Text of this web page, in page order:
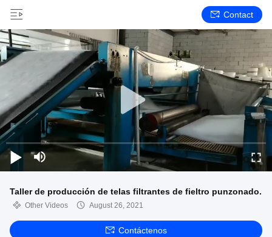
Contact
Taller de producción de telas filtrantes de fieltro punzonado.
Other Videos August 26, 2021
Contáctenos